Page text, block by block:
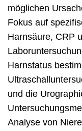
möglichen
Fokus auf
Harnsäure, CRP
Harnstatus
und die
Analyse von